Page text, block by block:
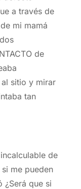
a través de
mi mamá
de
sitio y mirar
tan
de
me pueden
¿Será que si